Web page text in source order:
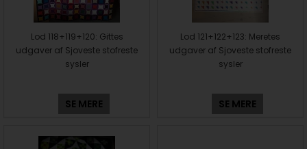
Lod 118+119+120: Gittes
udgaver af Sjoveste stofreste
sysler
SE MERE
Lod 121+122+123: Meretes
udgaver af Sjoveste stofreste
sysler
SE MERE